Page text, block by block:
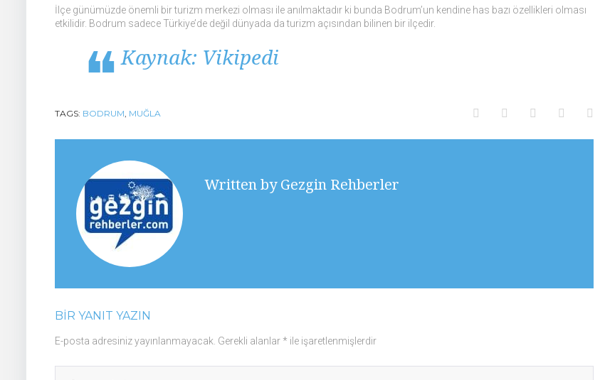
İlçe günümüzde önemli bir turizm merkezi olması ile anılmaktadır ki bunda Bodrum’un kendine has bazı özellikleri olması
etkilidir. Bodrum sadece Türkiye’de değil dünyada da turizm açısından bilinen bir ilçedir.
Kaynak: Vikipedi
TAGS: BODRUM, MUĞLA Facebook
Twitter Google+LinkedIn
Written byGezgin Rehberler
BIR YANIT YAZIN
E-posta adresiniz yayınlanmayacak. Gerekli alanlar * ile işaretlenmişlerdir